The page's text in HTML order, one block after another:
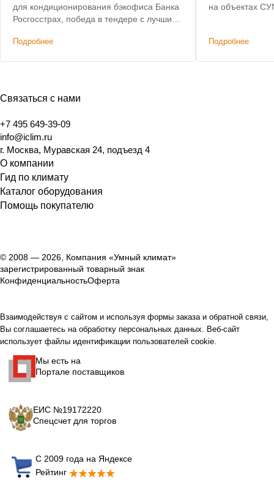
для кондиционирования бэкофиса Банка
Росгосстрах, победа в тендере с лучшим
Подробнее
на объектах
Подробнее
Связаться с нами
+7 495 649-39-09
info@iclim.ru
г. Москва, Муравская 24, подъезд 4
О компании
Гид по климату
Каталог оборудования
Помощь покупателю
© 2008 — 2026, Компания «Умный климат»
зарегистрированный товарный знак
КонфиденциальностьОферта
Взаимодействуя с сайтом и используя формы заказа и обратной связи,
Вы соглашаетесь на обработку персональных данных. Веб-сайт
использует файлы идентификации пользователей cookie.
Мы есть на
Портале поставщиков
ЕИС №19172220
Спецсчет для торгов
С 2009 года на Яндексе
Рейтинг